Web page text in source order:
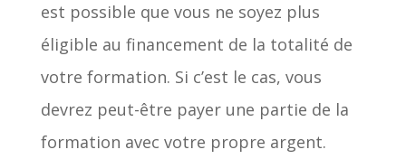
est possible que vous ne soyez plus
éligible au financement de la totalité de
votre formation. Si c’est le cas, vous
devrez peut-être payer une partie de la
formation avec votre propre argent.